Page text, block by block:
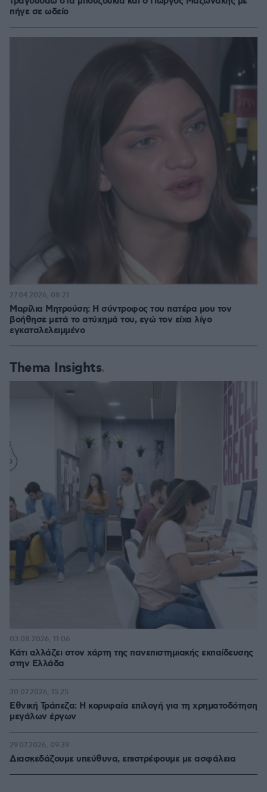
πήγε σε ωδείο
Μαρίλια Μητρούση: Η σύντροφος του πατέρα μου τον
βοήθησε μετά το ατύχημά του, εγώ τον είχα λίγο
εγκαταλελειμμένο
27.04.2026, 08:21
Thema Insights
Κάτι αλλάζει στον χάρτη της πανεπιστημιακής εκπαίδευσης
στην Ελλάδα
03.08.2026, 11:06
Εθνική Τράπεζα: Η κορυφαία επιλογή για τη χρηματοδότηση
μεγάλων έργων
30.07.2026, 15:25
Διασκεδάζουμε υπεύθυνα, επιστρέφουμε με ασφάλεια
29.07.2026, 09:39